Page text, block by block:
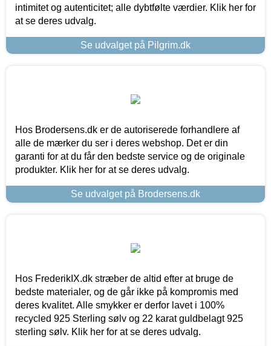
intimitet og autenticitet; alle dybtfølte værdier. Klik her for
at se deres udvalg.
Se udvalget på Pilgrim.dk
Hos Brodersens.dk er de autoriserede forhandlere af
alle de mærker du ser i deres webshop. Det er din
garanti for at du får den bedste service og de originale
produkter. Klik her for at se deres udvalg.
Se udvalget på Brodersens.dk
Hos FrederikIX.dk stræber de altid efter at bruge de
bedste materialer, og de går ikke på kompromis med
deres kvalitet. Alle smykker er derfor lavet i 100%
recycled 925 Sterling sølv og 22 karat guldbelagt 925
sterling sølv. Klik her for at se deres udvalg.